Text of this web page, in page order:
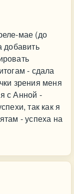
мае (до
добавить
- сдала
зрения меня
с Анной -
так как я
- успеха на